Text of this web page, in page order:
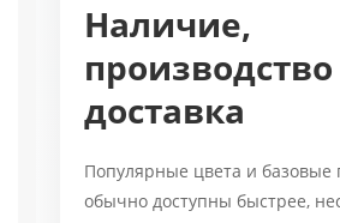
Наличие,
доставка
Популярные цвета и базовые
обычно доступны быстрее,